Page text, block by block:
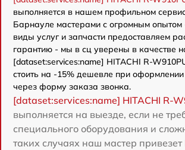
выполняется в нашем профильном
Барнауле мастерами с огромным опытом
виды услуг и запчасти предоставляем
гарантию - мы в сц уверены в качестве
[dataset:services:name] HITACHI R-
стоить на -15% дешевле при
через форму заказа звонка.
[dataset:services:name] HITACHI R-
выполняется на выезде, если не
специального оборудования и
таких случаях наш мастер привезет